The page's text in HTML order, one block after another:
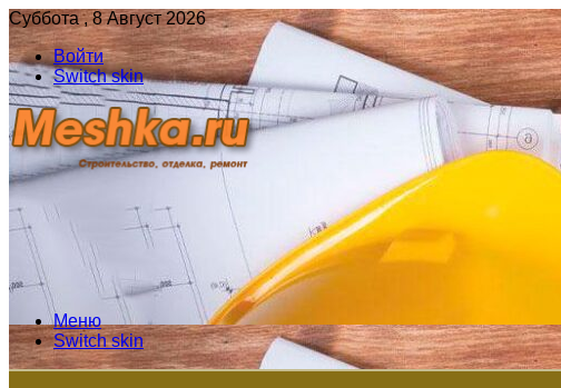
Суббота , 8 Август 2026
Войти
Switch skin
Меню
Switch skin